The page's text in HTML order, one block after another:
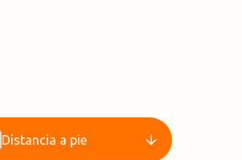
Distancia a pie